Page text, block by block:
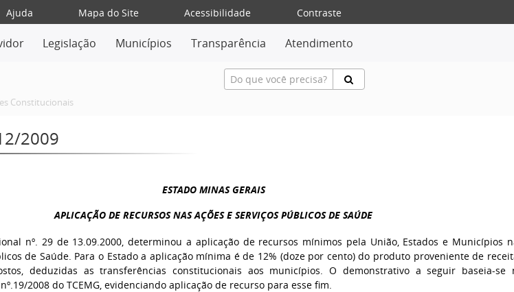
Ajuda Mapa do Site Acessibilidade
Contraste
Legislação Municípios Transparência Atendimento
Constitucionais
2009
ESTADO MINAS GERAIS
APLICAÇÃO DE RECURSOS NAS AÇÕES E SERVIÇOS PÚBLICOS DE SAÚDE
nº. 29 de 13.09.2000, determinou a aplicação de recursos mínimos pela União, Estados e Municípios
de Saúde. Para o Estado a aplicação mínima é de 12% (doze por cento) do produto proveniente de
deduzidas as transferências constitucionais aos municípios. O demonstrativo a seguir baseia-se
2008 do TCEMG, evidenciando aplicação de recurso para esse fim.